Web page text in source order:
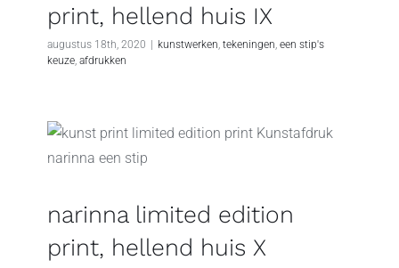
print, hellend huis IX
augustus 18th, 2020 | kunstwerken tekeningen een stip's
keuze, afdrukken
narinna limited edition
print, hellend huis X